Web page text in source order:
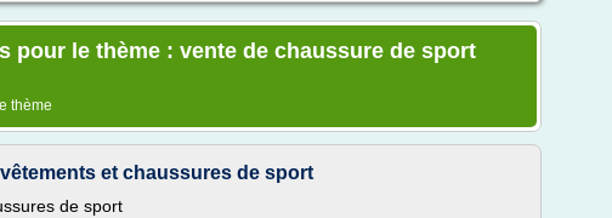
pour le thème : vente de chaussure de sport
thème
et chaussures de sport
de sport